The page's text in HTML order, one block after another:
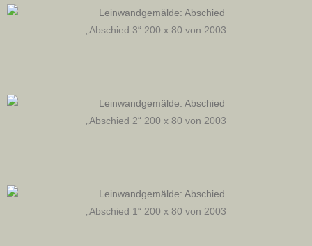
„Abschied 3“ 200 x 80 von 2003
„Abschied 2“ 200 x 80 von 2003
„Abschied 1“ 200 x 80 von 2003